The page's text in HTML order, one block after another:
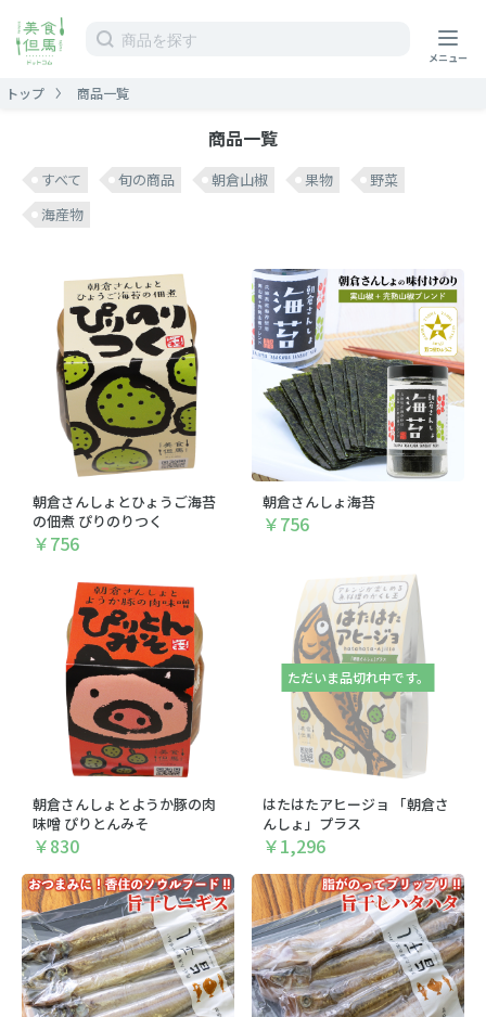
作り手
運営情報
ガイド
カート
マイページ
特定商取引について
プライバシーポリシー
トップ 商品一覧
商品一覧
すべて 旬の商品 朝倉山椒 果物
野菜
海産物
朝倉さんしょとひょうご海苔
の佃煮 ぴりのりつく
￥756
朝倉さんしょ海苔
￥756
朝倉さんしょとようか豚の肉
味噌 ぴりとんみそ
￥830
ただいま品切れ中です。
はたはたアヒージョ 「朝倉さ
んしょ」プラス
￥1,296